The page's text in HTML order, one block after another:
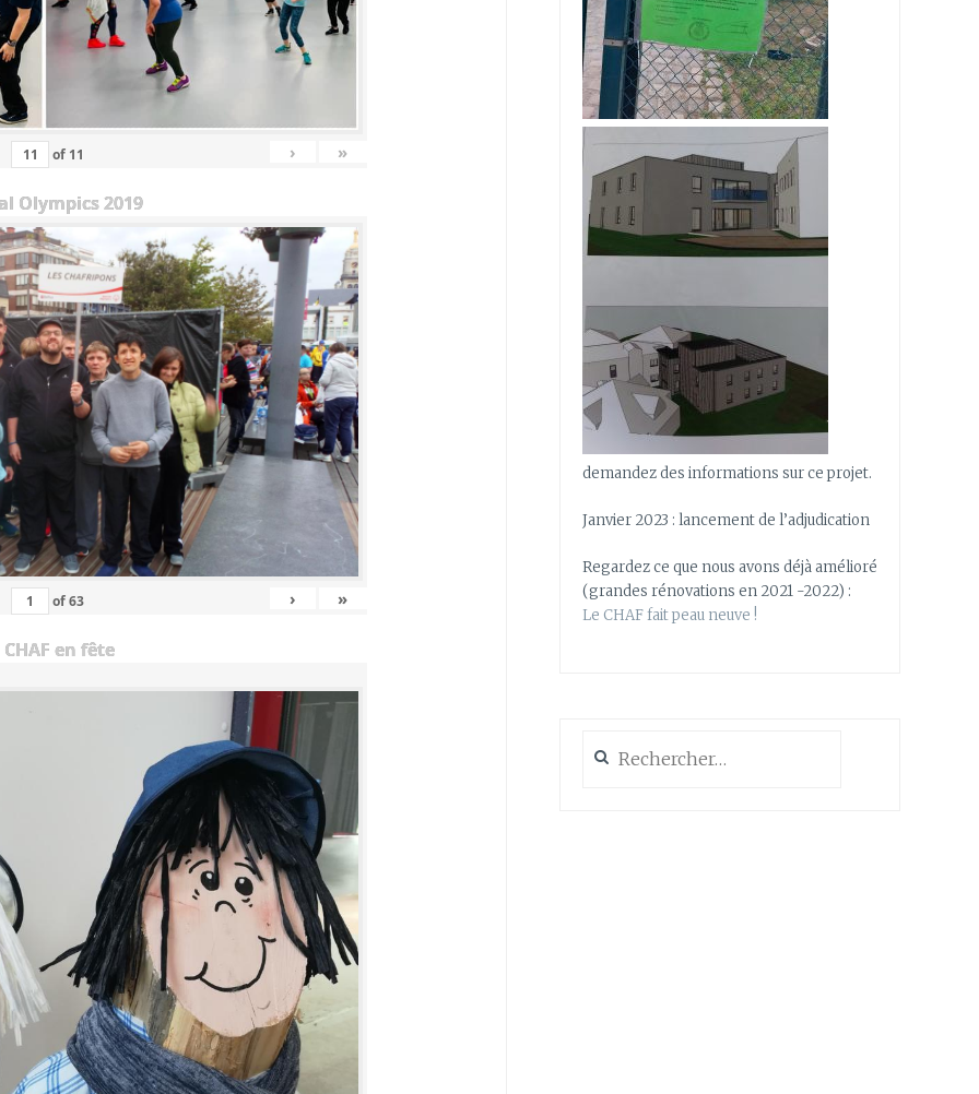
of 11 › »
Olympics 2019
of63 › »
CHAF en fête
demandez des informations sur ce projet.
Janvier 2023 : lancement de l’adjudication
Regardez ce que nous avons déjà amélioré
(grandes rénovations en 2021 -2022) :
Le CHAF fait peau neuve !